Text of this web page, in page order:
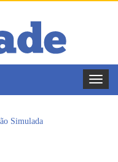
Toggle
Simulada